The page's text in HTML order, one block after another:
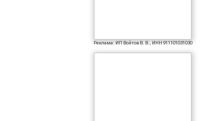
Реклама: ИП Войтов В. В., ИНН 911101031030